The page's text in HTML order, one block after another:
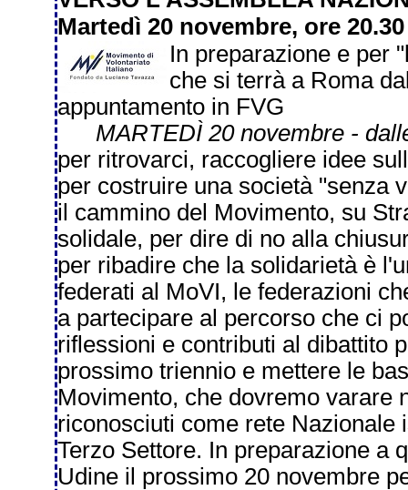
Martedì 20 novembre, ore
In preparazione e per
che si terrà a Roma
appuntamento in FVG
MARTEDÌ 20 novembre -
per ritrovarci, raccogliere idee
per costruire una società "senza
il cammino del Movimento, su
solidale, per dire di no alla
per ribadire che la solidarietà è
federati al MoVI, le federazioni
a partecipare al percorso che ci
riflessioni e contributi al dibattito
prossimo triennio e mettere le
Movimento, che dovremo varare
riconosciuti come rete Nazionale
Terzo Settore. In preparazione a
Udine il prossimo 20 novembre